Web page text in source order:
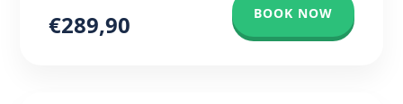
€289,90 BOOK NOW